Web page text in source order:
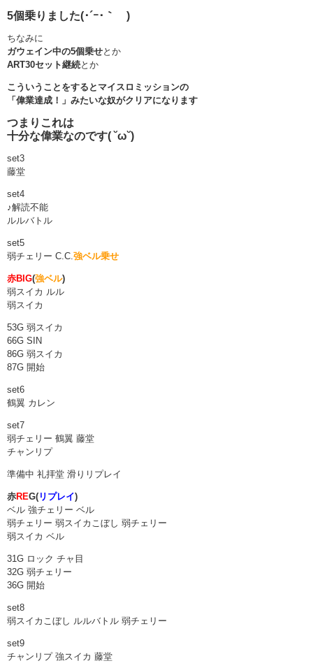
5個乗りました(･´ｰ･｀ )
ちなみに
ガウェイン中の5個乗せとか
ART30セット継続とか
こういうことをするとマイスロミッションの
「偉業達成！」みたいな奴がクリアになります
つまりこれは
十分な偉業なのです( ˘ω˘)
set3
藤堂
set4
♪解読不能
ルルバトル
set5
弱チェリー C.C.強ベル乗せ
赤BIG(強ベル)
弱スイカ ルル
弱スイカ
53G 弱スイカ
66G SIN
86G 弱スイカ
87G 開始
set6
鶴翼 カレン
set7
弱チェリー 鶴翼 藤堂
チャンリプ
準備中 礼拝堂 滑りリプレイ
赤REG( リプレイ)
ベル 強チェリー ベル
弱チェリー 弱スイカこぼし 弱チェリー
弱スイカ ベル
31G ロック チャ目
32G 弱チェリー
36G 開始
set8
弱スイカこぼし ルルバトル 弱チェリー
set9
チャンリプ 強スイカ 藤堂